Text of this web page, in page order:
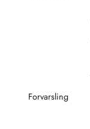
Forvarsling